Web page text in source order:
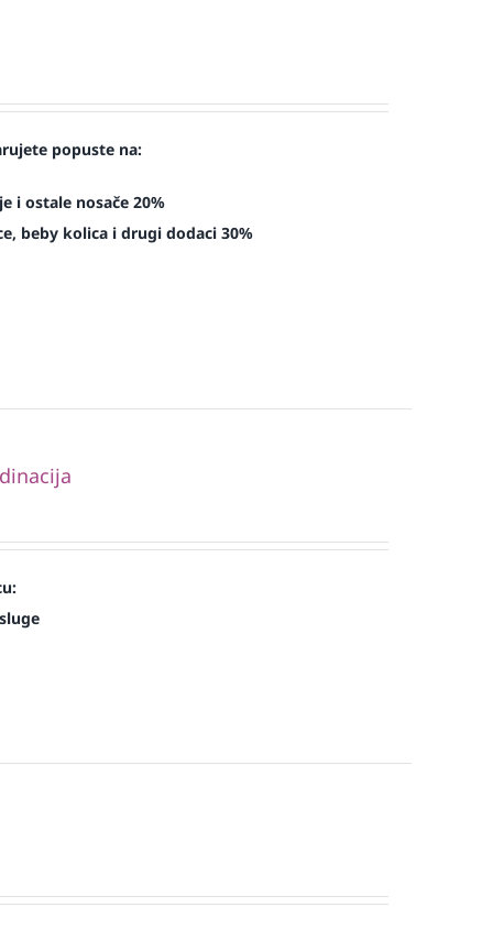
popuste na:
i ostale nosače 20%
beby kolica i drugi dodaci 30%